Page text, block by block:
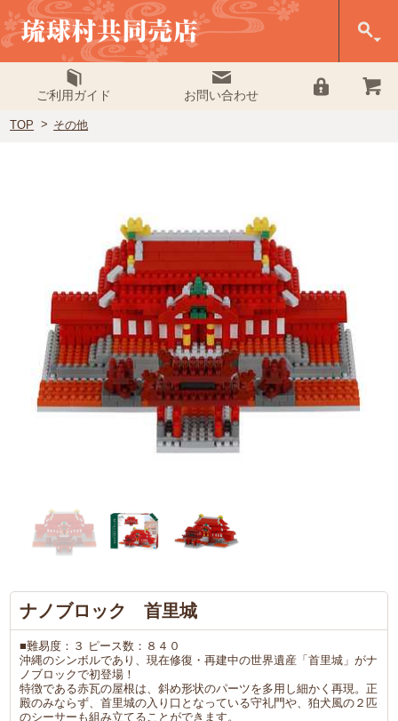
ご利用ガイド お問い合わせ
TOP その他
ナノブロック 首里城
■難易度：３ ピース数：８４０
沖縄のシンボルであり、現在修復・再建中の世界遺産「首里城」がナ
ノブロックで初登場！
特徴である赤瓦の屋根は、斜め形状のパーツを多用し細かく再現。正
殿のみならず、首里城の入り口となっている守礼門や、狛犬風の２匹
のシーサーも組み立てることができます。